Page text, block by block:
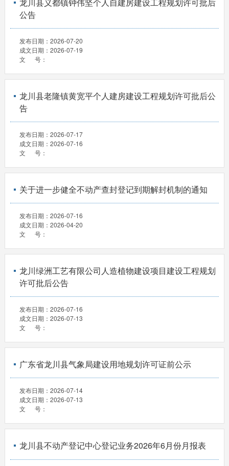
公告
发布日期： 2026-07-20
成文日期： 2026-07-19
文 号：
龙川县老隆镇黄宽平个人建房建设工程规划许可批后公
告
发布日期： 2026-07-17
成文日期： 2026-07-16
文 号：
关于进一步健全不动产查封登记到期解封机制的通知
发布日期： 2026-07-16
成文日期： 2026-04-20
文 号：
龙川绿洲工艺有限公司人造植物建设项目建设工程规划
许可批后公告
发布日期： 2026-07-16
成文日期： 2026-07-13
文 号：
广东省龙川县气象局建设用地规划许可证前公示
发布日期： 2026-07-14
成文日期： 2026-07-13
文 号：
龙川县不动产登记中心登记业务2026年6月份月报表